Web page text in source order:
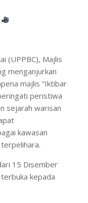
(UPPBC), Majlis
menganjurkan
majlis “Iktibar
peristiwa
sejarah warisan
kawasan
15 Disember
kepada